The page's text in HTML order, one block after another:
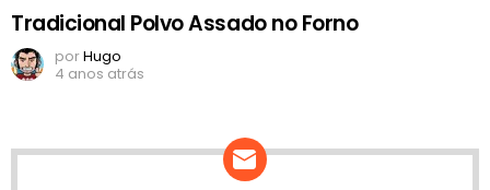
Tradicional Polvo Assado no Forno
porHugo
4 anos atrás